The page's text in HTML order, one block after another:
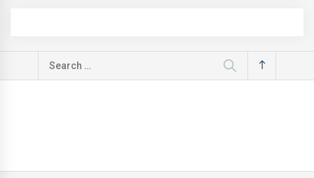
Search
for: